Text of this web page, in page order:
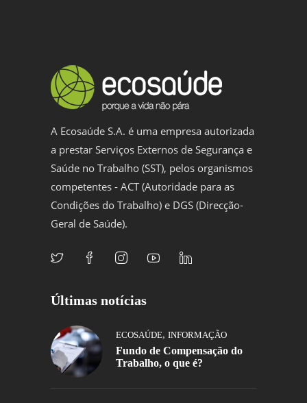
A Ecosaúde S.A. é uma empresa autorizada
a prestar Serviços Externos de Segurança e
Saúde no Trabalho (SST), pelos organismos
competentes - ACT (Autoridade para as
Condições do Trabalho) e DGS (Direcção-
Geral de Saúde).
Últimas notícias
ECOSAÚDE, INFORMAÇÃO
Fundo de Compensação do
Trabalho, o que é?